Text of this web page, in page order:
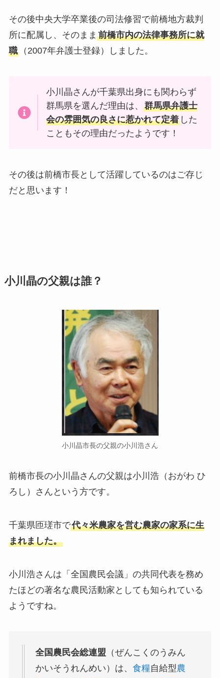
その後中央大学卒業後の司法修習で前橋地方裁判
所に配属し、そのまま 前橋市内の法律事務所に就
職（2007年弁護士登録）しました。
小川晶さんが千葉県出身にも関わらず
群馬県を選んだ理由は、群馬県弁護士
会の雰囲気の良さに惹かれて定着 した
こともその理由だったようです！
その後は前橋市長として活躍しているのはご存じ
だと思います！
小川晶の父親は誰？
小川晶市長の父親の小川浩さん
前橋市長の小川晶さんの父親は小川浩（おがわ ひ
ろし）さんという方です。
千葉県匝瑳市で代々米農家を営む農家の家系に生
まれました。
小川浩さんは「全国農民会議」の共同代表を務め
たほどの著名な農民活動家としても知られている
ようですね。
全国農民会総連盟 （ぜんこくのうみん
かいそうれんめい）は、 食糧自給型 農